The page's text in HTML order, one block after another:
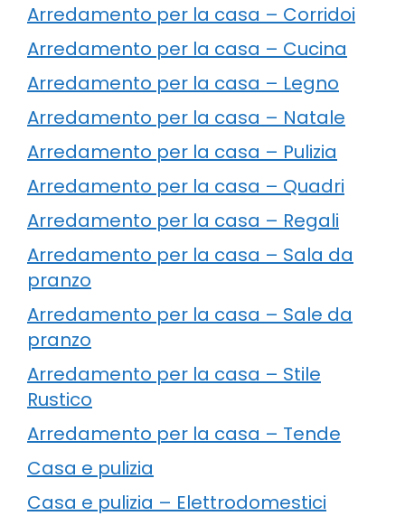
Arredamento per la casa – Corridoi
Arredamento per la casa – Cucina
Arredamento per la casa – Legno
Arredamento per la casa – Natale
Arredamento per la casa – Pulizia
Arredamento per la casa – Quadri
Arredamento per la casa – Regali
Arredamento per la casa – Sala da
pranzo
Arredamento per la casa – Sale da
pranzo
Arredamento per la casa – Stile
Rustico
Arredamento per la casa – Tende
Casa e pulizia
Casa e pulizia – Elettrodomestici